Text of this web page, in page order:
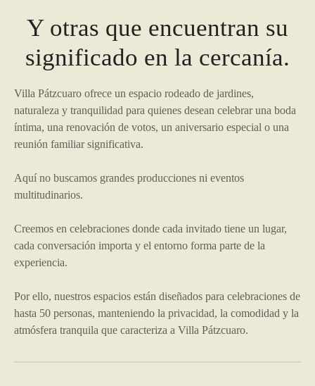
Y otras que encuentran su
significado en la cercanía.
Villa Pátzcuaro ofrece un espacio rodeado de jardines,
naturaleza y tranquilidad para quienes desean celebrar una boda
íntima, una renovación de votos, un aniversario especial o una
reunión familiar significativa.
Aquí no buscamos grandes producciones ni eventos
multitudinarios.
Creemos en celebraciones donde cada invitado tiene un lugar,
cada conversación importa y el entorno forma parte de la
experiencia.
Por ello, nuestros espacios están diseñados para celebraciones de
hasta 50 personas, manteniendo la privacidad, la comodidad y la
atmósfera tranquila que caracteriza a Villa Pátzcuaro.